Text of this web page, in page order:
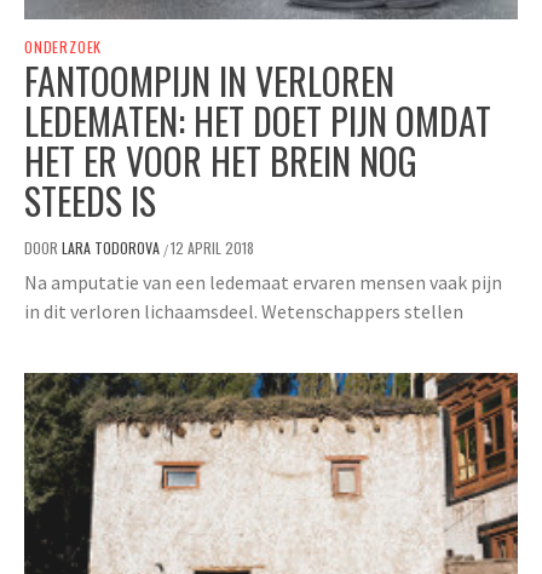
ONDERZOEK
FANTOOMPIJN IN VERLOREN
LEDEMATEN: HET DOET PIJN OMDAT
HET ER VOOR HET BREIN NOG
STEEDS IS
DOOR LARA TODOROVA /12 APRIL 2018
Na amputatie van een ledemaat ervaren mensen vaak pijn
in dit verloren lichaamsdeel. Wetenschappers stellen